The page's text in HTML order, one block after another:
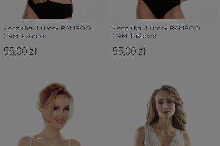
Koszulka Julimex BAMBOO
CAMI czarna
55,00 zł
Koszulka Julimex BAMBOO
CAMI beżowa
55,00 zł